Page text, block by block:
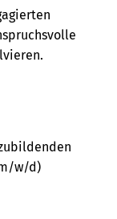
w/d)